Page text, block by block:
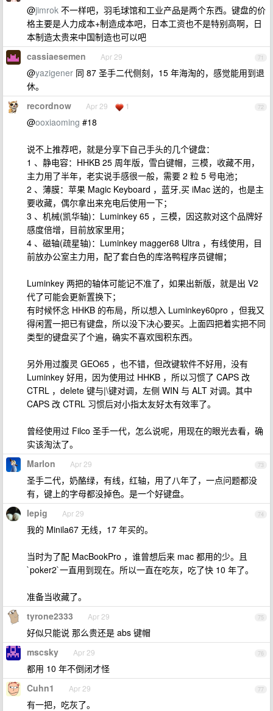
@jimrok 不一样吧，羽毛球馆和工业产品是两个东西。键盘的价
格主要是人力成本+制造成本吧，日本工资也不是特别高啊，日
本制造太贵来中国制造也可以吧
71
cassiaesemen Apr 29
@yazigener 同 87 圣手二代侧刻，15 年海淘的，感觉能用到退
休。
72
recordnow Apr 29 1
@ooxiaoming #18
说不上推荐吧，就是分享下自己手头的几个键盘：
1 、静电容：HHKB 25 周年版，雪白键帽，三模，收藏不用，
主力用了半年，老实说手感很一般，需要 2 粒 5 号电池；
2 、薄膜：苹果 Magic Keyboard ，蓝牙,买 iMac 送的，也是主
要收藏，偶尔拿出来充电后使用一下；
3 、机械(凯华轴)：Luminkey 65 ，三模，因这款对这个品牌好
感度倍增，目前放家里用；
4 、磁轴(疏星轴)：Luminkey magger68 Ultra ，有线使用，目
前放办公室主力用，配了套白色的库洛鸭程序员键帽；
Luminkey 两把的轴体可能记不准了，如果出新版，就是出 V2
代了可能会更新置换下；
有时候怀念 HHKB 的布局，所以想入 Luminkey60pro ，但我又
得闲置一把已有键盘，所以没下决心要买。上面四把着实把不同
类型的键盘买了个遍，确实不喜欢囤积东西。
另外用过腹灵 GEO65 ，也不错，但改键软件不好用，没有
Luminkey 好用，因为使用过 HHKB ，所以习惯了 CAPS 改
CTRL ，delete 键与|\键对调，左侧 WIN 与 ALT 对调。其中
CAPS 改 CTRL 习惯后对小指太友好太有效率了。
曾经使用过 Filco 圣手一代，怎么说呢，用现在的眼光去看，确
实该淘汰了。
73
Marlon Apr 29
圣手二代，奶酪绿，有线，红轴，用了八年了，一点问题都没
有，键上的字母都没掉色。是一个好键盘。
74
lepig Apr 29
我的 Minila67 无线，17 年买的。
当时为了配 MacBookPro ，谁曾想后来 mac 都用的少。且
`poker2`一直用到现在。所以一直在吃灰，吃了快 10 年了。
准备当收藏了。
75
tyrone2333 Apr 29
好似只能说 那么贵还是 abs 键帽
76
mscsky Apr 29
都用 10 年不倒闭才怪
77
Cuhn1 Apr 29
有一把，吃灰了。